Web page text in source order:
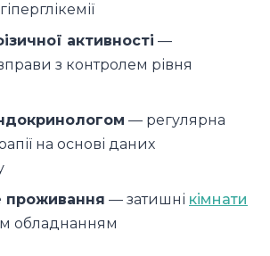
активності —
з контролем рівня
— регулярна
на основі даних
проживання — затишні кімнати
обладнанням